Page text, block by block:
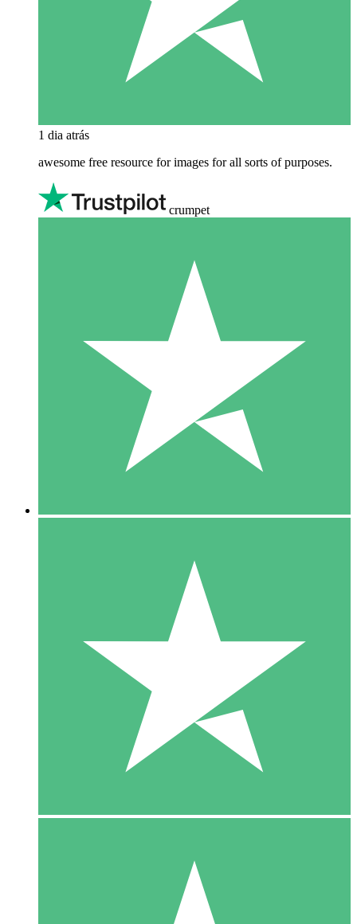
1 dia atrás
awesome free resource for images for all sorts of purposes.
crumpet